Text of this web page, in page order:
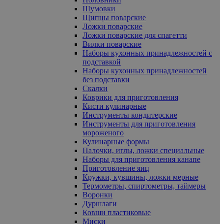
Шумовки
Щипцы поварские
Ложки поварские
Ложки поварские для спагетти
Вилки поварские
Наборы кухонных принадлежностей с
подставкой
Наборы кухонных принадлежностей
без подставки
Скалки
Коврики для приготовления
Кисти кулинарные
Инструменты кондитерские
Инструменты для приготовления
мороженого
Кулинарные формы
Палочки, иглы, ложки специальные
Наборы для приготовления канапе
Приготовление яиц
Кружки, кувшины, ложки мерные
Термометры, спиртометры, таймеры
Воронки
Дуршлаги
Ковши пластиковые
Миски